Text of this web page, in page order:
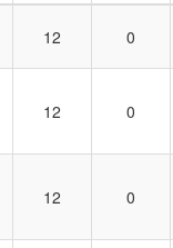
12 0
12 0
12 0